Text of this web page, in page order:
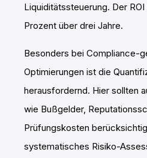
Liquiditätssteuerung. Der
Prozent über drei Jahre.
Besonders bei Compliance-
Optimierungen ist die
herausfordernd. Hier sollten
wie Bußgelder,
Prüfungskosten
systematisches Risiko-